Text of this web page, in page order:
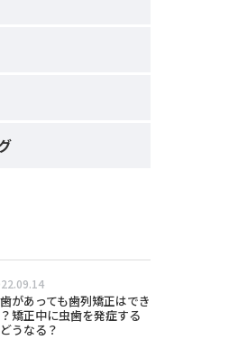
があっても歯列矯正はでき
矯正中に虫歯を発症する
うなる？